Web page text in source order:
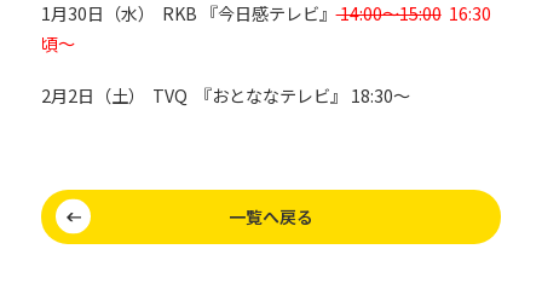
1月30日（水） RKB 『今日感テレビ』14:00～15:00 16:30
頃～
2月2日（土） TVQ 『おとななテレビ』 18:30～
一覧へ戻る